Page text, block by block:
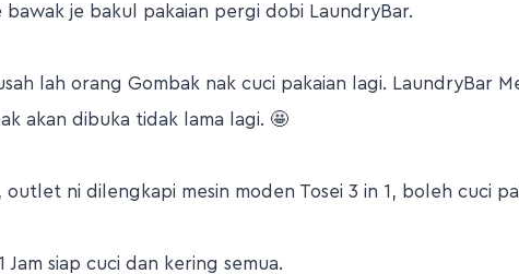
bawak je bakul pakaian pergi dobi LaundryBar.
lah orang Gombak nak cuci pakaian lagi. LaundryBar
akan dibuka tidak lama lagi. 🤩
outlet ni dilengkapi mesin moden Tosei 3 in 1, boleh cuci
Jam siap cuci dan kering semua.